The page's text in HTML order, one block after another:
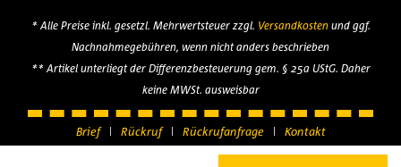
* Alle Preise inkl. gesetzl. Mehrwertsteuer zzgl. Versandkostenund ggf.
Nachnahmegebühren, wenn nicht anders beschrieben
** Artikel unterliegt der Differenzbesteuerung gem. § 25a UStG. Daher
keine MWSt. ausweisbar
Brief Rückruf Rückrufanfrage Kontakt